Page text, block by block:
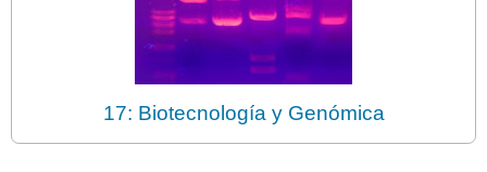
17: Biotecnología y Genómica